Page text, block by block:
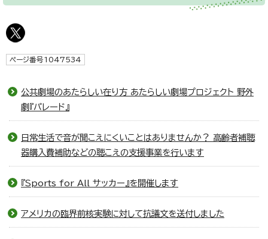
ページ番号1047534
公共劇場のあたらしい在り方 あたらしい劇場プロジェクト 野外
劇『パレード』
日常生活で音が聞こえにくいことはありませんか？ 高齢者補聴
器購入費補助などの聴こえの支援事業を行います
『Sports for All サッカー』を開催します
アメリカの臨界前核実験に対して抗議文を送付しました